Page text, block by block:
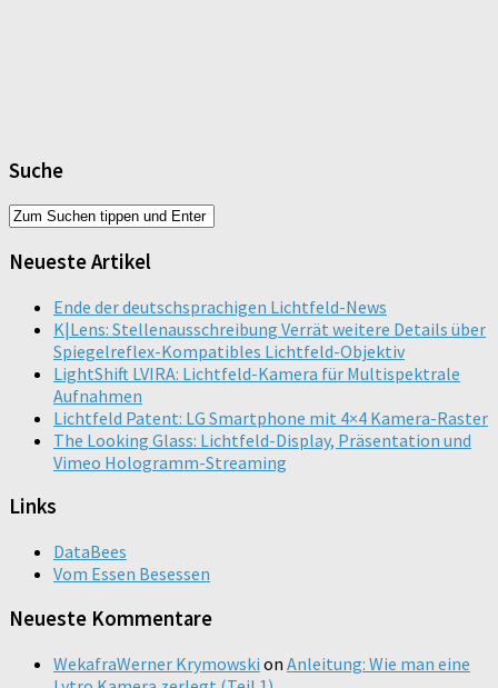
Suche
Neueste Artikel
Ende der deutschsprachigen Lichtfeld-News
K|Lens: Stellenausschreibung Verrät weitere Details über
Spiegelreflex-Kompatibles Lichtfeld-Objektiv
LightShift LVIRA: Lichtfeld-Kamera für Multispektrale
Aufnahmen
Lichtfeld Patent: LG Smartphone mit 4×4 Kamera-Raster
The Looking Glass: Lichtfeld-Display, Präsentation und
Vimeo Hologramm-Streaming
Links
DataBees
Vom Essen Besessen
Neueste Kommentare
WekafraWerner Krymowski on Anleitung: Wie man eine